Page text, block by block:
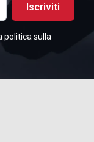
Iscriviti
politica sulla